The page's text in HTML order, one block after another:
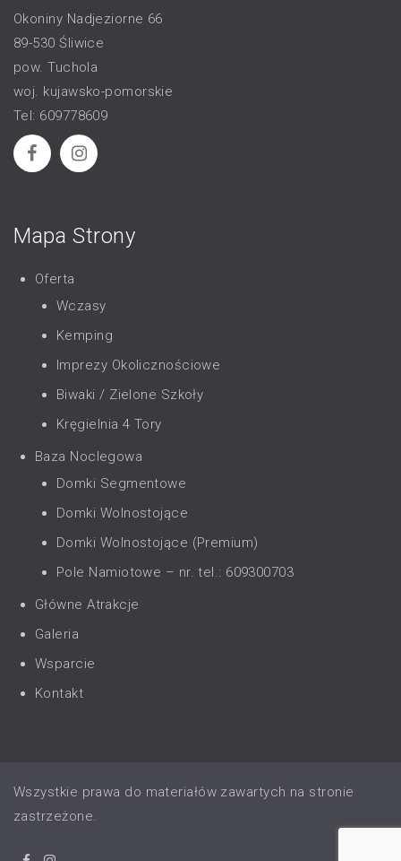
Okoniny Nadjeziorne 66
89-530 Śliwice
pow. Tuchola
woj. kujawsko-pomorskie
Tel: 609778609
Mapa Strony
Oferta
Wczasy
Kemping
Imprezy Okolicznościowe
Biwaki / Zielone Szkoły
Kręgielnia 4 Tory
Baza Noclegowa
Domki Segmentowe
Domki Wolnostojące
Domki Wolnostojące (Premium)
Pole Namiotowe – nr. tel.: 609300703
Główne Atrakcje
Galeria
Wsparcie
Kontakt
Wszystkie prawa do materiałów zawartych na stronie
zastrzeżone.